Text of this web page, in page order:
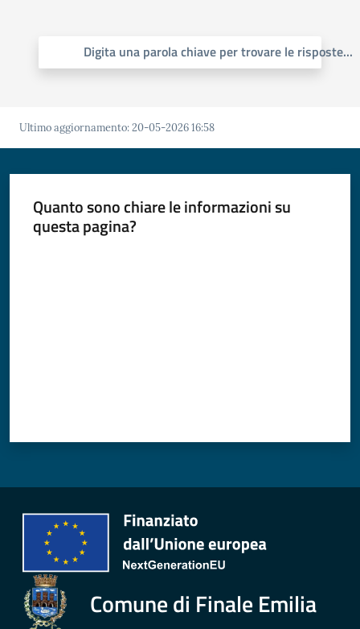
Comune
o
Sportello
Tutti
gli
argomenti...
Digita una parola chiave per trovare le risposte...
Ultimo aggiornamento:20-05-2026 16:58
Quanto sono chiare le informazioni su
questa pagina?
Comune di Finale Emilia